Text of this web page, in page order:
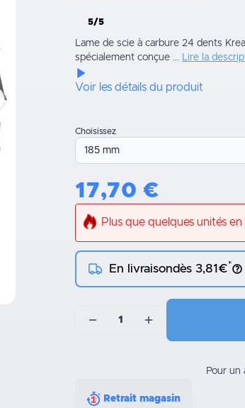
5/5
Lame de scie à carbure 24 dents
spécialement conçue ...
Lire la
Voir les détails du produit
Choisissez
17,70 €
Plus que quelques unités
En livraisondès 3,81€*
1
Pour un
Retrait magasin